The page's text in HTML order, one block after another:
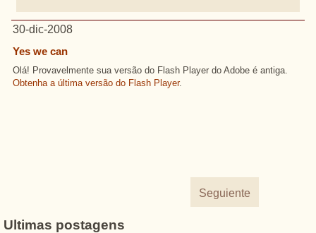
30-dic-2008
Yes we can
Olá! Provavelmente sua versão do Flash Player do Adobe é antiga.
Obtenha a última versão do Flash Player.
Seguiente
Ultimas postagens